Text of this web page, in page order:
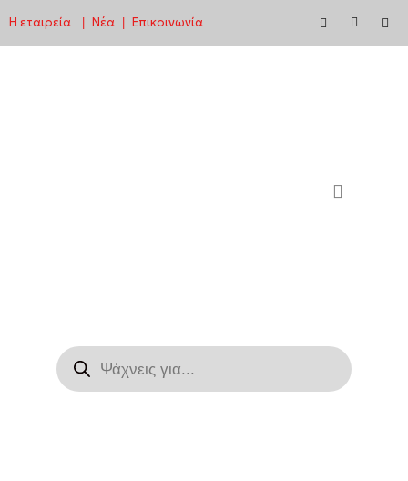
Μεταπηδήστε
Η εταιρεία Νέα Επικοινωνία